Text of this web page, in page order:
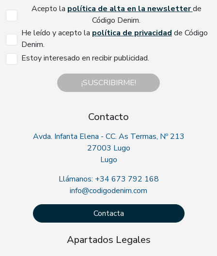
Acepto la política de alta en la newsletterde
Código Denim.
He leído y acepto la política de privacidadde Código
Denim.
Estoy interesado en recibir publicidad.
¡SUSCRIBIRME!
Contacto
Avda. Infanta Elena - CC. As Termas, Nº 213
27003 Lugo
Lugo
Llámanos: +34 673 792 168
info@codigodenim.com
Contacta
Apartados Legales